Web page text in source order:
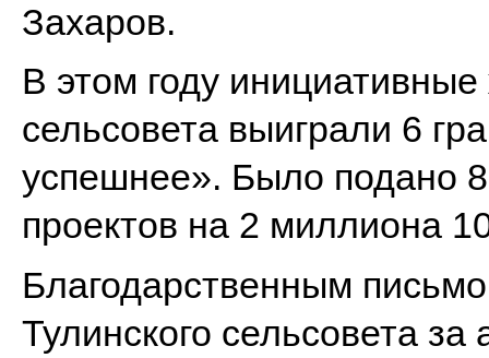
Захаров.
В этом году
сельсовета выиграли 6
успешнее». Было подано
проектов на 2 миллиона
Благодарственным
Тулинского сельсовета